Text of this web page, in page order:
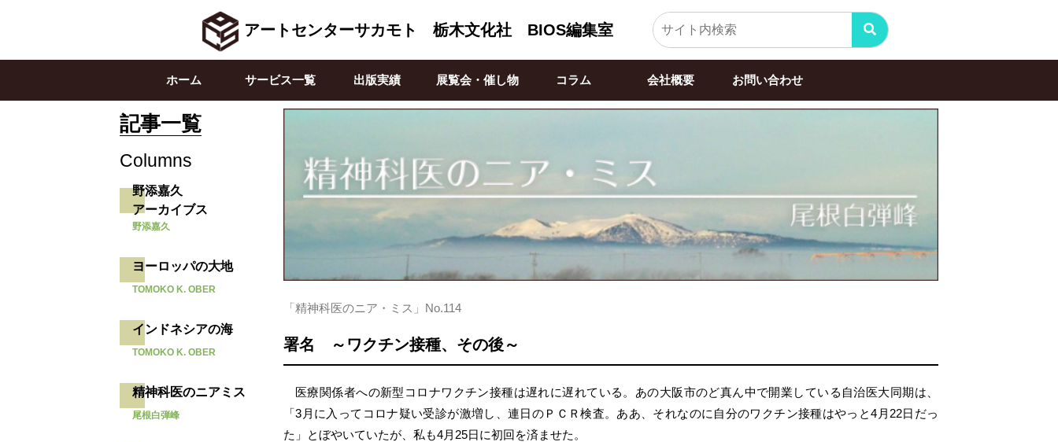
アートセンターサカモト 栃木文化社 BIOS編集室
ホーム サービス一覧 出版実績 展覧会・催し物 コラム 会社概要 お問い合わせ
記事一覧
Columns
野添嘉久
アーカイブス
野添嘉久
ヨーロッパの大地
TOMOKO K. OBER
インドネシアの海
TOMOKO K. OBER
精神科医のニアミス
尾根白弾峰
「精神科医のニア・ミス」No.114
署名 ～ワクチン接種、その後～
医療関係者への新型コロナワクチン接種は遅れに遅れている。あの大阪市のど真ん中で開業している自治医大同期は、
「3月に入ってコロナ疑い受診が激増し、連日のＰＣＲ検査。ああ、それなのに自分のワクチン接種はやっと4月22日だっ
た」とぼやいていたが、私も4月25日に初回を済ませた。